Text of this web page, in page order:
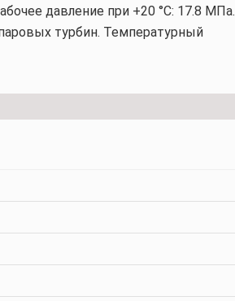
давление при +20 °С: 17.8 МПа.
турбин. Температурный